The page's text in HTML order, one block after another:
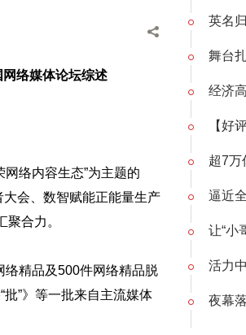
络媒体论坛综述
络内容生态”为主题的
会、数智赋能正能量生产
合力。
精品及500件网络精品脱
”》等一批来自主流媒体
英名
舞台
经济
【好
超7万
逼近
让“小
活力
夜幕